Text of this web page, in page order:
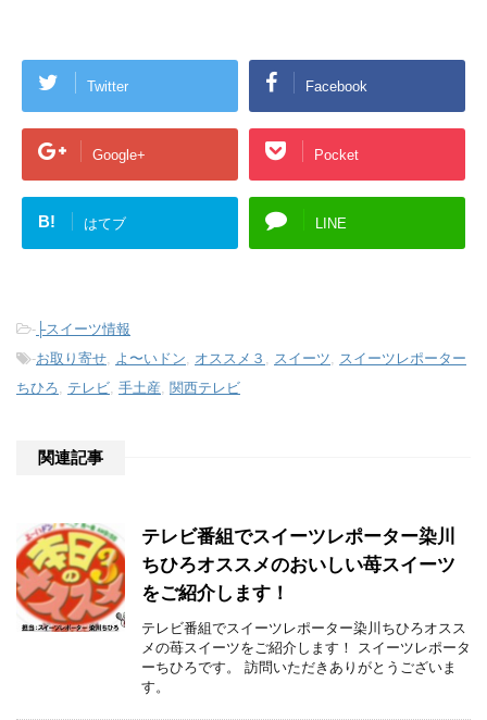
Twitter Facebook
Google+ Pocket
B! はてブ LINE
- ├スイーツ情報
-お取り寄せ, よ〜いドン, オススメ３ , スイーツ, スイーツレポーター
ちひろ, テレビ, 手土産, 関西テレビ
関連記事
テレビ番組でスイーツレポーター染川
ちひろオススメのおいしい苺スイーツ
をご紹介します！
テレビ番組でスイーツレポーター染川ちひろオスス
メの苺スイーツをご紹介します！ スイーツレポータ
ーちひろです。 訪問いただきありがとうございま
す。